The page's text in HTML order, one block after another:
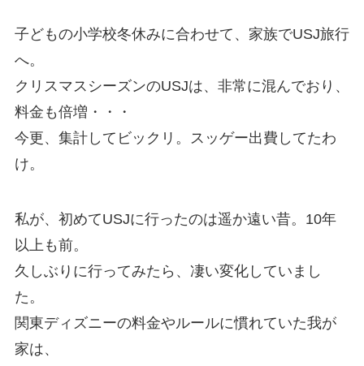
子どもの小学校冬休みに合わせて、家族でUSJ旅行
へ。
クリスマスシーズンのUSJは、非常に混んでおり、
料金も倍増・・・
今更、集計してビックリ。スッゲー出費してたわ
け。
私が、初めてUSJに行ったのは遥か遠い昔。10年
以上も前。
久しぶりに行ってみたら、凄い変化していまし
た。
関東ディズニーの料金やルールに慣れていた我が
家は、